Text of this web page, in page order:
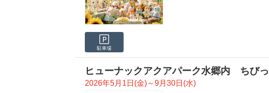
駐車場
ヒューナックアクアパーク水郷内 ちび
2026年5月1日(金)～9月30日(水)